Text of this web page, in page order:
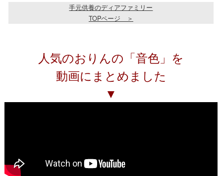
手元供養のディアファミリー
TOPページ ＞
人気のおりんの「音色」を
動画にまとめました
▼